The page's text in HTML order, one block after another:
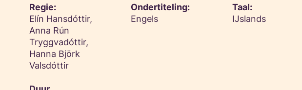
Regie:
Elín Hansdóttir,
Anna Rún
Tryggvadóttir,
Hanna Björk
Valsdóttir
Ondertiteling:
Engels
Taal:
IJslands